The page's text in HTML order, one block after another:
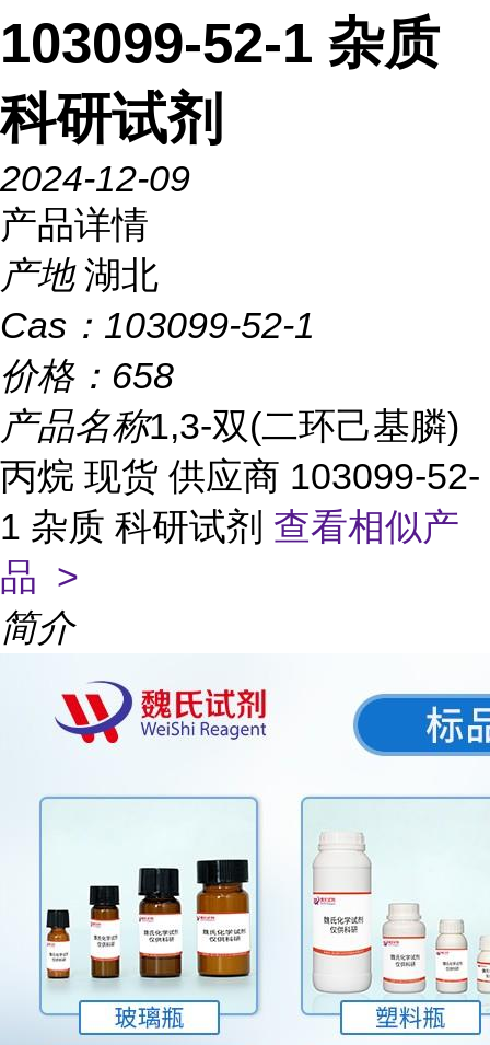
103099-52-1 杂质
科研试剂
2024-12-09
产品详情
产地 湖北
Cas： 103099-52-1
价格： 658
产品名称1,3-双(二环己基膦)
丙烷 现货 供应商 103099-52-
1 杂质 科研试剂 查看相似产
品 >
简介